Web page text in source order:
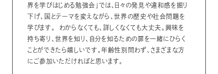
界を学びはじめる勉強会」では、日々の発見や違和感を掘り
下げ、国とテーマを変えながら、世界の歴史や社会問題を
学びます。 わからなくても、詳しくなくても大丈夫。興味を
持ち寄り、世界を知り、自分を知るための扉を一緒にひらく
ことができたら嬉しいです。年齢性別問わず、さまざまな方
にご参加いただければと思います。